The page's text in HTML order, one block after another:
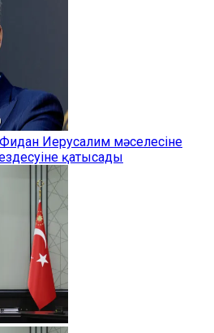
Иерусалим мәселесіне
қатысады